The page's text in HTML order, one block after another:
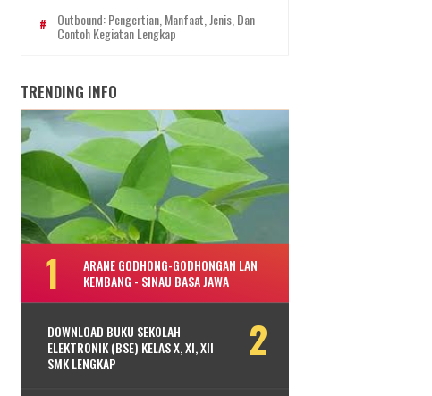
Outbound: Pengertian, Manfaat, Jenis, Dan
Contoh Kegiatan Lengkap
TRENDING INFO
ARANE GODHONG-GODHONGAN LAN
KEMBANG - SINAU BASA JAWA
DOWNLOAD BUKU SEKOLAH
ELEKTRONIK (BSE) KELAS X, XI, XII
SMK LENGKAP